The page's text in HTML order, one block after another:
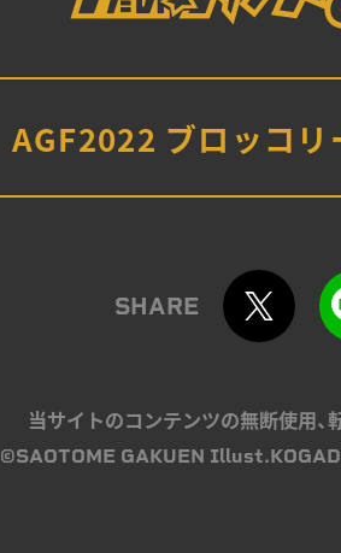
AGF2022 ブロッコリ
SHARE
当サイトのコンテンツの無断使用、
©SAOTOME GAKUEN